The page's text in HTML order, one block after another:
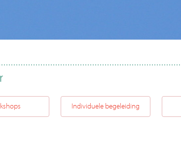
Individuele begeleiding